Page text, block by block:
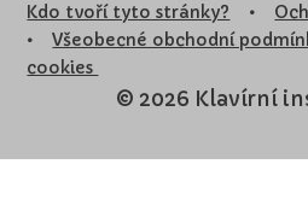
Kdo tvoří tyto stránky? •
•
Všeobecné obchodní
cookies
© 2026 Klavírní